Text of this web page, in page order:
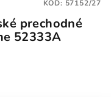
prechodné
52333A
KÓD: 57152/27